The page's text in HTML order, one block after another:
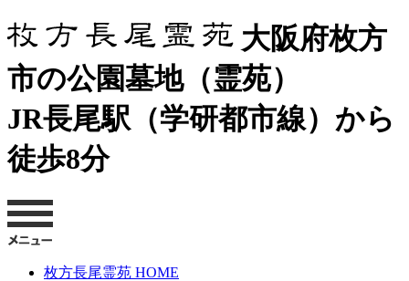
大阪府枚方
市の公園墓地（霊苑）
JR長尾駅（学研都市線）から
徒歩8分
枚方長尾霊苑 HOME